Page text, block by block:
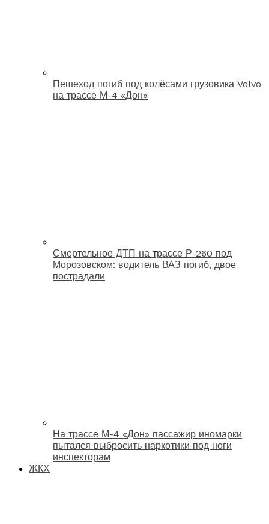
Пешеход погиб под колёсами грузовика Volvo
на трассе М-4 «Дон»
Смертельное ДТП на трассе Р-260 под
Морозовском: водитель ВАЗ погиб, двое
пострадали
На трассе М-4 «Дон» пассажир иномарки
пытался выбросить наркотики под ноги
инспекторам
ЖКХ